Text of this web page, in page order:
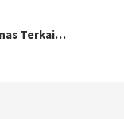
Terkai…